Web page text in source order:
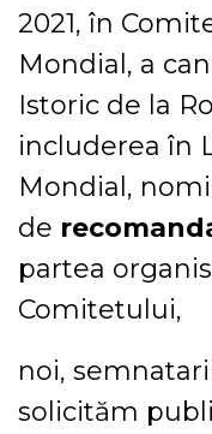
2021, în
Mondial, a
Istoric de la
includerea în
Mondial,
de
partea
Comitetului,
noi,
solicităm